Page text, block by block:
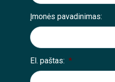
Įmonės pavadinimas:
El. paštas: *